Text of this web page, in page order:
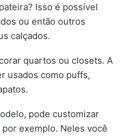
Isso é possível
ou então outros
calçados.
quartos ou closets. A
usados como puffs,
pode customizar
exemplo. Neles você